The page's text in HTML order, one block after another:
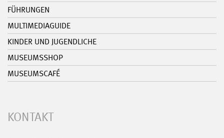
FÜHRUNGEN
MULTIMEDIAGUIDE
KINDER UND JUGENDLICHE
MUSEUMSSHOP
MUSEUMSCAFÉ
KONTAKT